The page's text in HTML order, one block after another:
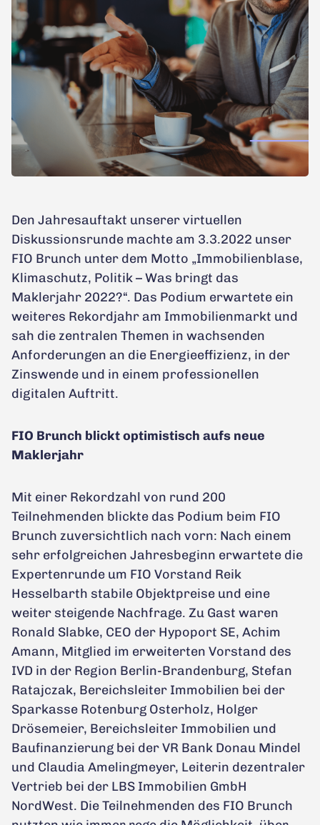
Den Jahresauftakt unserer virtuellen
Diskussionsrunde machte am 3.3.2022 unser
FIO Brunch unter dem Motto „Immobilienblase,
Klimaschutz, Politik – Was bringt das
Maklerjahr 2022?“. Das Podium erwartete ein
weiteres Rekordjahr am Immobilienmarkt und
sah die zentralen Themen in wachsenden
Anforderungen an die Energieeffizienz, in der
Zinswende und in einem professionellen
digitalen Auftritt.
FIO Brunch blickt optimistisch aufs neue
Maklerjahr
Mit einer Rekordzahl von rund 200
Teilnehmenden blickte das Podium beim FIO
Brunch zuversichtlich nach vorn: Nach einem
sehr erfolgreichen Jahresbeginn erwartete die
Expertenrunde um FIO Vorstand Reik
Hesselbarth stabile Objektpreise und eine
weiter steigende Nachfrage. Zu Gast waren
Ronald Slabke, CEO der Hypoport SE, Achim
Amann, Mitglied im erweiterten Vorstand des
IVD in der Region Berlin-Brandenburg, Stefan
Ratajczak, Bereichsleiter Immobilien bei der
Sparkasse Rotenburg Osterholz, Holger
Drösemeier, Bereichsleiter Immobilien und
Baufinanzierung bei der VR Bank Donau Mindel
und Claudia Amelingmeyer, Leiterin dezentraler
Vertrieb bei der LBS Immobilien GmbH
NordWest. Die Teilnehmenden des FIO Brunch